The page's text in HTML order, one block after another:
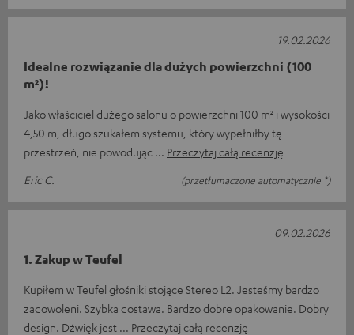
Idealne rozwiązanie dla dużych powierzchni (100
m²)!
Jako właściciel dużego salonu o powierzchni 100 m² i wysokości
4,50 m, długo szukałem systemu, który wypełniłby tę
przestrzeń, nie powodując
Przeczytaj całą recenzję
Eric C.
(przetłumaczone automatycznie *)
19.02.2026
1. Zakup w Teufel
Kupiłem w Teufel głośniki stojące Stereo L2. Jesteśmy bardzo
zadowoleni. Szybka dostawa. Bardzo dobre opakowanie. Dobry
design. Dźwięk jest
Przeczytaj całą recenzję
09.02.2026